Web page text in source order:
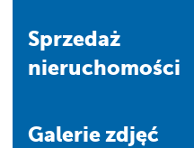
Sprzedaż
nieruchomości
Galerie zdjęć